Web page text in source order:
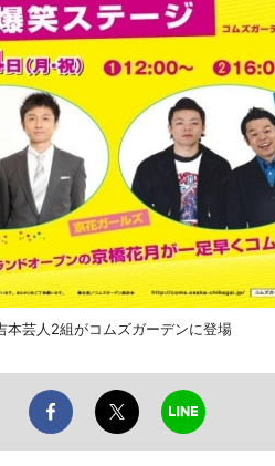
芸人2組がコムズガーデンに登場